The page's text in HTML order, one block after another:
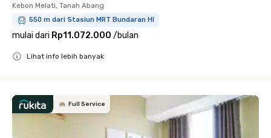
Kebon Melati, Tanah Abang
550 m dari Stasiun MRT Bundaran HI
mulai dari Rp11.072.000 /bulan
Lihat info lebih banyak
Full Service